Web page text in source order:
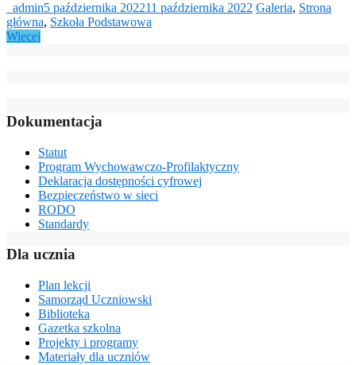
_admin5 października 202211 października 2022 Galeria, Strona
główna, Szkoła Podstawowa
Więcej
Dokumentacja
Statut
Program Wychowawczo-Profilaktyczny
Deklaracja dostępności cyfrowej
Bezpieczeństwo w sieci
RODO
Standardy
Dla ucznia
Plan lekcji
Samorząd Uczniowski
Biblioteka
Gazetka szkolna
Projekty i programy
Materiały dla uczniów